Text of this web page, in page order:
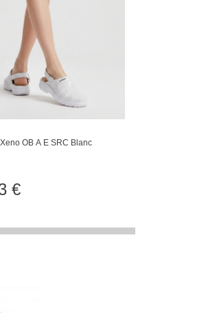
OB A E SRC Blanc
€